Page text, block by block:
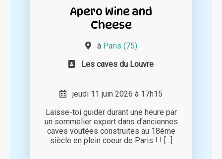
Apero Wine and
Cheese
à Paris (75)
Les caves du Louvre
jeudi 11 juin 2026 à 17h15
Laisse-toi guider durant une heure par
un sommelier expert dans d'anciennes
caves voutées construites au 18ème
siècle en plein coeur de Paris ! ! [...]